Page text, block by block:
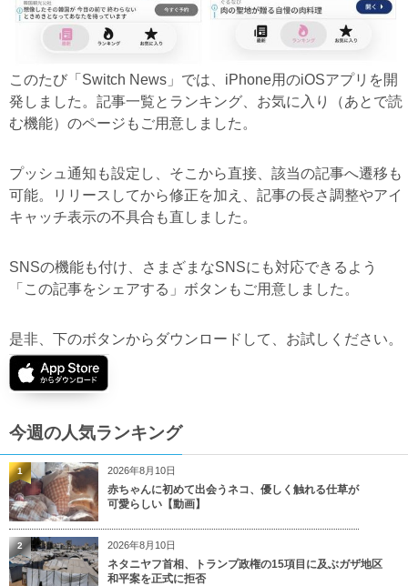
このたび「Switch News」では、iPhone用のiOSアプリを開
発しました。記事一覧とランキング、お気に入り（あとで読
む機能）のページもご用意しました。
プッシュ通知も設定し、そこから直接、該当の記事へ遷移も
可能。リリースしてから修正を加え、記事の長さ調整やアイ
キャッチ表示の不具合も直しました。
SNSの機能も付け、さまざまなSNSにも対応できるよう
「この記事をシェアする」ボタンもご用意しました。
是非、下のボタンからダウンロードして、お試しください。
今週の人気ランキング
2026年8月10日
赤ちゃんに初めて出会うネコ、優しく触れる仕草が
可愛らしい【動画】
1
2026年8月10日
ネタニヤフ首相、トランプ政権の15項目に及ぶガザ地区
和平案を正式に拒否
2